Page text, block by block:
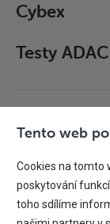
Cybex
Testy ADAC
Tento web
Cookies na tomto
poskytování
toho sdílíme